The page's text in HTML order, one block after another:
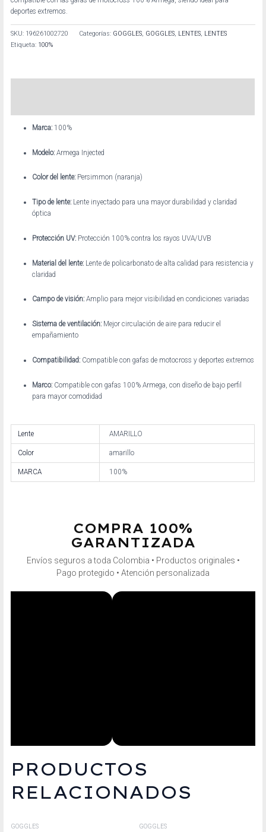
deportes extremos.
SKU: 196261002720 Categorías: GOGGLES, GOGGLES, LENTES, LENTES
Etiqueta: 100%
Marca:100%
Modelo:Armega Injected
Color del lente:Persimmon (naranja)
Tipo de lente:Lente inyectado para una mayor durabilidad y claridad
óptica
Protección UV:Protección 100% contra los rayos UVA/UVB
Material del lente:Lente de policarbonato de alta calidad para resistencia y
claridad
Campo de visión:Amplio para mejor visibilidad en condiciones variadas
Sistema de ventilación:Mejor circulación de aire para reducir el
empañamiento
Compatibilidad:Compatible con gafas de motocross y deportes extremos
Marco:Compatible con gafas 100% Armega, con diseño de bajo perfil
para mayor comodidad
Lente AMARILLO
Color amarillo
MARCA 100%
COMPRA 100%
GARANTIZADA
Envíos seguros a toda Colombia • Productos originales •
Pago protegido • Atención personalizada
PRODUCTOS
RELACIONADOS
GOGGLES GOGGLES